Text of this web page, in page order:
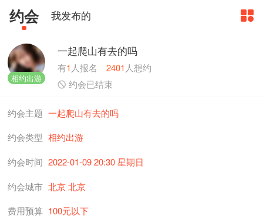
约会 我发布的
相约出游
一起爬山有去的吗
有1人报名2401人想约
 约会已结束
约会主题 一起爬山有去的吗
约会类型 相约出游
约会时间 2022-01-09 20:30 星期日
约会城市 北京 北京
费用预算 100元以下
